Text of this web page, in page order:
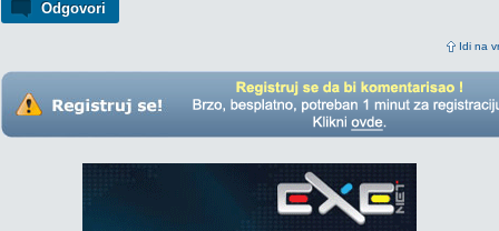
Odgovori
Idi na